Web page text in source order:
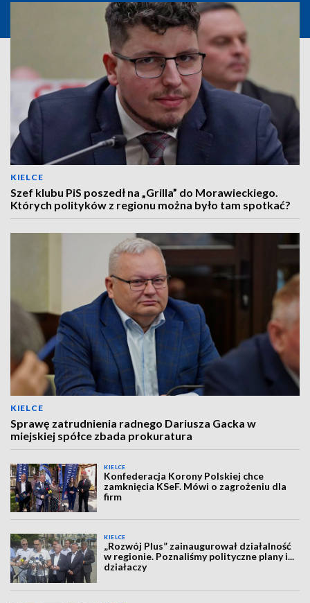
KIELCE
Szef klubu PiS poszedł na „Grilla” do Morawieckiego.
Których polityków z regionu można było tam spotkać?
KIELCE
Sprawę zatrudnienia radnego Dariusza Gacka w
miejskiej spółce zbada prokuratura
KIELCE
Konfederacja Korony Polskiej chce
zamknięcia KSeF. Mówi o zagrożeniu dla
firm
KIELCE
„Rozwój Plus” zainaugurował działalność
w regionie. Poznaliśmy polityczne plany i...
działaczy